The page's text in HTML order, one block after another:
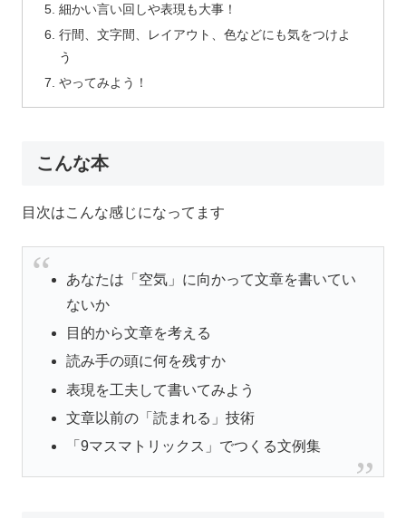
細かい言い回しや表現も大事！
行間、文字間、レイアウト、色などにも気をつけよ
う
やってみよう！
こんな本
目次はこんな感じになってます
あなたは「空気」に向かって文章を書いてい
ないか
目的から文章を考える
読み手の頭に何を残すか
表現を工夫して書いてみよう
文章以前の「読まれる」技術
「9マスマトリックス」でつくる文例集